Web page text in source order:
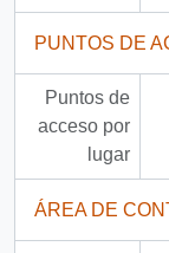
PUNTOS DE
Puntos de
acceso por
lugar
ÁREA DE